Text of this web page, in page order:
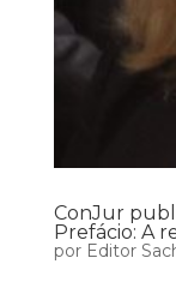
ConJur
Prefácio: A
por Editor